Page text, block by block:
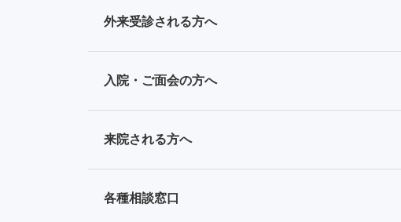
外来受診される方へ
入院・ご面会の方へ
来院される方へ
各種相談窓口